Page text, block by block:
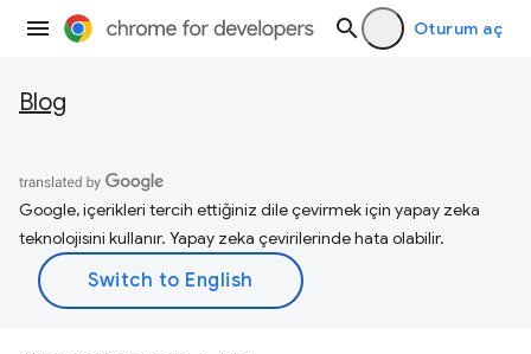
Oturum aç
Blog
Google, içerikleri tercih ettiğiniz dile çevirmek için yapay zeka
teknolojisini kullanır. Yapay zeka çevirilerinde hata olabilir.